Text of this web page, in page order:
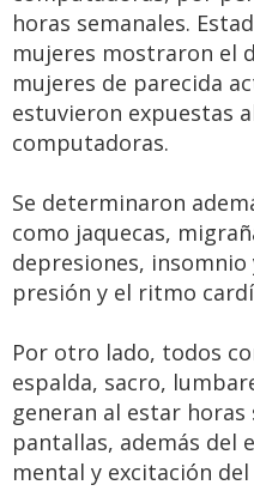
horas semanales.
mujeres mostraron el
mujeres de parecida
estuvieron expuestas
computadoras.
Se determinaron
como jaquecas,
depresiones,
presión y el ritmo
Por otro lado, todos
espalda, sacro,
generan al estar
pantallas, además del
mental y excitación